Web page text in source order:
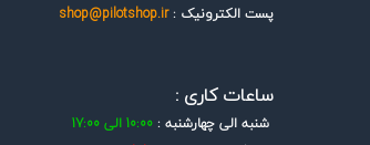
پست الکترونیک :shop@pilotshop.ir
ساعات کاری :
شنبه الی چهارشنبه :10:00 الی 17:00